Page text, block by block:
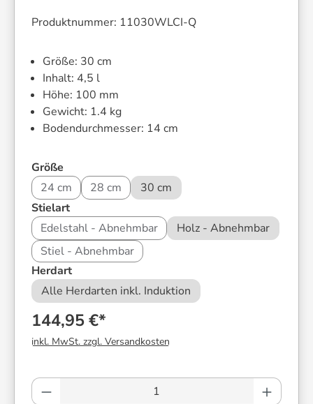
Produktnummer: 11030WLCI-Q
Größe: 30 cm
Inhalt: 4,5 l
Höhe: 100 mm
Gewicht: 1.4 kg
Bodendurchmesser: 14 cm
Größe
24 cm
28 cm
30 cm
Stielartauswählen
Edelstahl - Abnehmbar
Holz - Abnehmbar
Stiel - Abnehmbar
Herdartauswählen
Alle Herdarten inkl. Induktion
144,95 €*
inkl. MwSt. zzgl. Versandkosten
Produkt Anzahl: Gib den gewünschten